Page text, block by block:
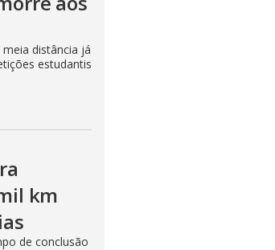
distância já
estudantis
km
de conclusão